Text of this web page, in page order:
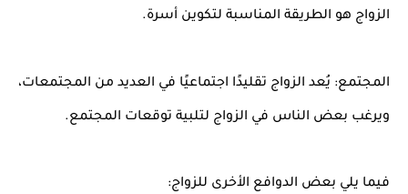
الزواج هو الطريقة المناسبة لتكوين أسرة.
المجتمع: يُعد الزواج تقليدًا اجتماعيًا في العديد من المجتمعات،
ويرغب بعض الناس في الزواج لتلبية توقعات المجتمع.
فيما يلي بعض الدوافع الأخرى للزواج: